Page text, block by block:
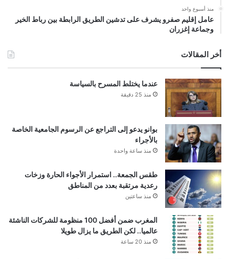
منذ أسبوع واحد
عامل إقليم صفرو يشرف على تدشين الطريق الرابطة بين رباط الخير
وجماعة إغزران
أخر المقالات
عندما يختلط المسرح بالسياسة
منذ 25 دقيقة
بوانو يدعو إلى التراجع عن الرسوم الجامعية الخاصة
بالأجراء
منذ ساعة واحدة
طقس الجمعة.. استمرار الأجواء الحارة وزخات
رعدية مرتقبة بعدد من المناطق
منذ ساعتين
المغرب ضمن أفضل 100 منظومة للشركات الناشئة
عالميا.. لكن الطريق ما يزال طويلا
منذ 20 ساعة